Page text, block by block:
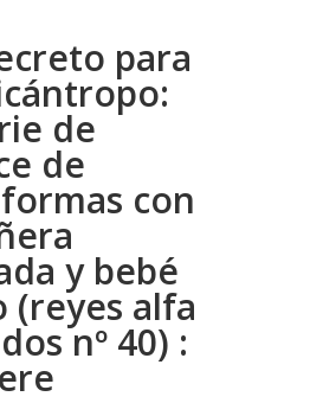
para
de
de
con
y bebé
(reyes alfa
nº 40) :